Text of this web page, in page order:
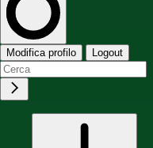
Modifica profilo Logout